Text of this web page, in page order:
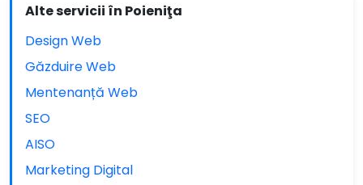
Alte servicii în Poieniţa
Design Web
Găzduire Web
Mentenanță Web
SEO
AISO
Marketing Digital